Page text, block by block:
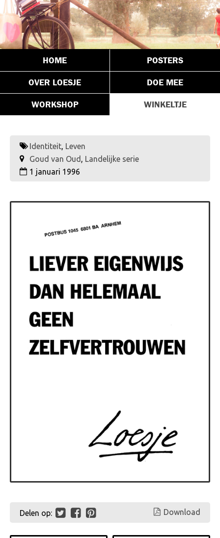
HOME POSTERS
OVER LOESJE DOE MEE
WORKSHOP WINKELTJE
Identiteit, Leven
Goud van Oud , Landelijke serie
1 januari 1996
Delen op: Download